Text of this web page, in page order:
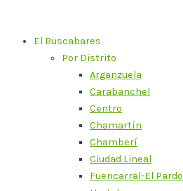
contenidoEl Buscabares
Por Distrito
Arganzuela
Carabanchel
Centro
Chamartín
Chamberí
Ciudad Lineal
Fuencarral-El Pardo